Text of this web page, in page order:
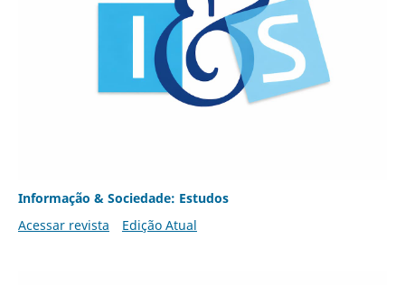
Informação & Sociedade: Estudos
Acessar revista
Edição Atual